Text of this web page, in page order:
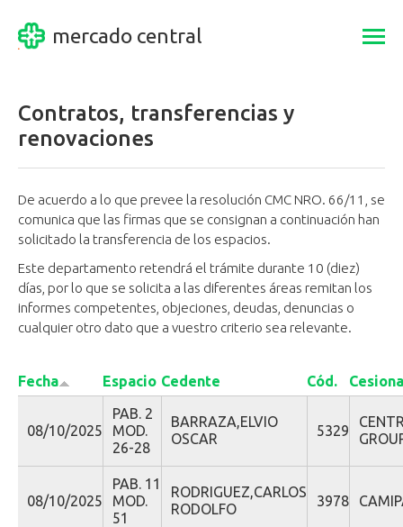
mercado central
Contratos, transferencias y
renovaciones
De acuerdo a lo que prevee la resolución CMC NRO. 66/11, se
comunica que las firmas que se consignan a continuación han
solicitado la transferencia de los espacios.
Este departamento retendrá el trámite durante 10 (diez)
días, por lo que se solicita a las diferentes áreas remitan los
informes competentes, objeciones, deudas, denuncias o
cualquier otro dato que a vuestro criterio sea relevante.
Fecha Espacio Cedente Cód.
08/10/2025
PAB. 2
MOD.
26-28
BARRAZA,ELVIO
OSCAR
5329
08/10/2025
PAB. 11
MOD.
51
RODRIGUEZ,CARLOS
RODOLFO
3978